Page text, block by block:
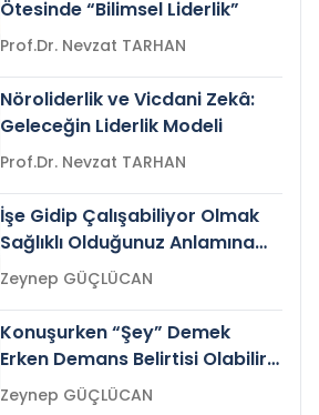
Ötesinde “Bilimsel Liderlik”
Prof.Dr. Nevzat TARHAN
Nöroliderlik ve Vicdani Zekâ:
Geleceğin Liderlik Modeli
Prof.Dr. Nevzat TARHAN
İşe Gidip Çalışabiliyor Olmak
Sağlıklı Olduğunuz Anlamına
Gelir mi?Zeynep GÜÇLÜCAN
Konuşurken “Şey” Demek
Erken Demans Belirtisi Olabilir
mi?
Zeynep GÜÇLÜCAN